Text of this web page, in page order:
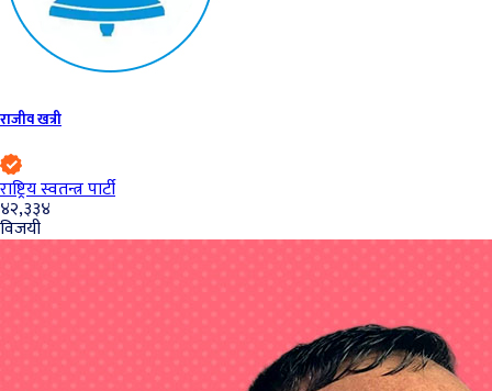
राजीव खत्री
राष्ट्रिय स्वतन्त्र पार्टी
४२,३३४
विजयी